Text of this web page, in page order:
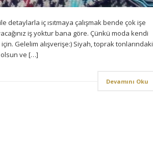
detaylarla iç ısıtmaya çalışmak bende çok işe
iş yoktur bana göre. Çünkü moda kendi
Gelelim alışverişe:) Siyah, toprak tonlarındaki
olsun ve […]
Devamını Oku